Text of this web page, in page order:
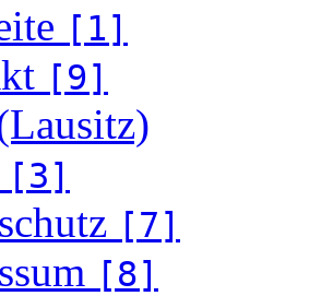
[1]
[9]
[3]
[7]
[8]